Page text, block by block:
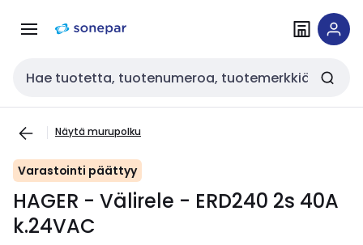
navigointiinsisältöön
Haku
Näytä murupolku
Varastointi päättyy
HAGER - Välirele - ERD240 2s 40A
k.24VAC